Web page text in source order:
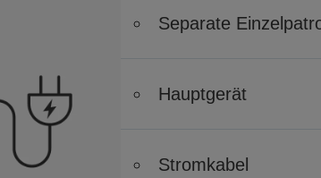
Separate
Hauptgerät
Stromkabel